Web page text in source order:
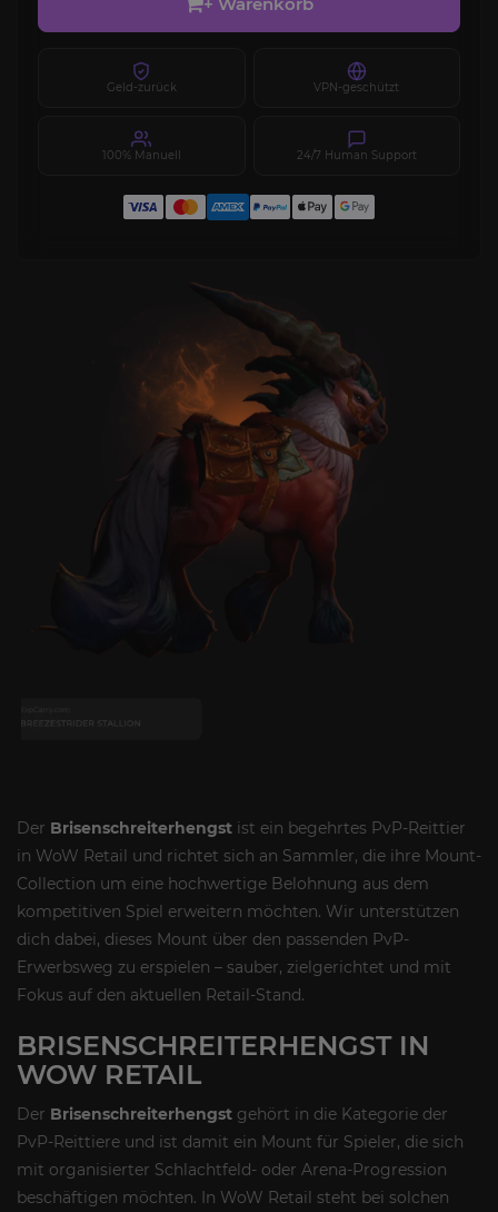
Geld-zurück VPN-geschützt
100% Manuell 24/7 Human Support
Der Brisenschreiterhengst ist ein begehrtes PvP-Reittier
in WoW Retail und richtet sich an Sammler, die ihre Mount-
Collection um eine hochwertige Belohnung aus dem
kompetitiven Spiel erweitern möchten. Wir unterstützen
dich dabei, dieses Mount über den passenden PvP-
Erwerbsweg zu erspielen – sauber, zielgerichtet und mit
Fokus auf den aktuellen Retail-Stand.
BRISENSCHREITERHENGST IN
WOW RETAIL
Der Brisenschreiterhengst gehört in die Kategorie der
PvP-Reittiere und ist damit ein Mount für Spieler, die sich
mit organisierter Schlachtfeld- oder Arena-Progression
beschäftigen möchten. In WoW Retail steht bei solchen